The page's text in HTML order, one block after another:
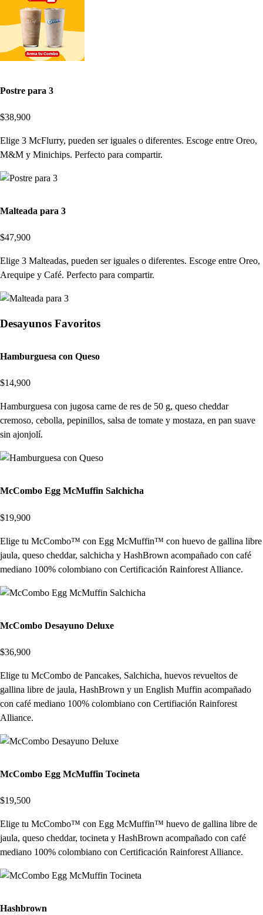
Postre para 3
$38,900
Elige 3 McFlurry, pueden ser iguales o diferentes. Escoge entre Oreo,
M&M y Minichips. Perfecto para compartir.
Malteada para 3
$47,900
Elige 3 Malteadas, pueden ser iguales o diferentes. Escoge entre Oreo,
Arequipe y Café. Perfecto para compartir.
Desayunos Favoritos
Hamburguesa con Queso
$14,900
Hamburguesa con jugosa carne de res de 50 g, queso cheddar
cremoso, cebolla, pepinillos, salsa de tomate y mostaza, en pan suave
sin ajonjolí.
McCombo Egg McMuffin Salchicha
$19,900
Elige tu McCombo™ con Egg McMuffin™ con huevo de gallina libre
jaula, queso cheddar, salchicha y HashBrown acompañado con café
mediano 100% colombiano con Certificación Rainforest Alliance.
McCombo Desayuno Deluxe
$36,900
Elige tu McCombo de Pancakes, Salchicha, huevos revueltos de
gallina libre de jaula, HashBrown y un English Muffin acompañado
con café mediano 100% colombiano con Certifiación Rainforest
Alliance.
McCombo Egg McMuffin Tocineta
$19,500
Elige tu McCombo™ con Egg McMuffin™ huevo de gallina libre de
jaula, queso cheddar, tocineta y HashBrown acompañado con café
mediano 100% colombiano con Certificación Rainforest Alliance.
Hashbrown